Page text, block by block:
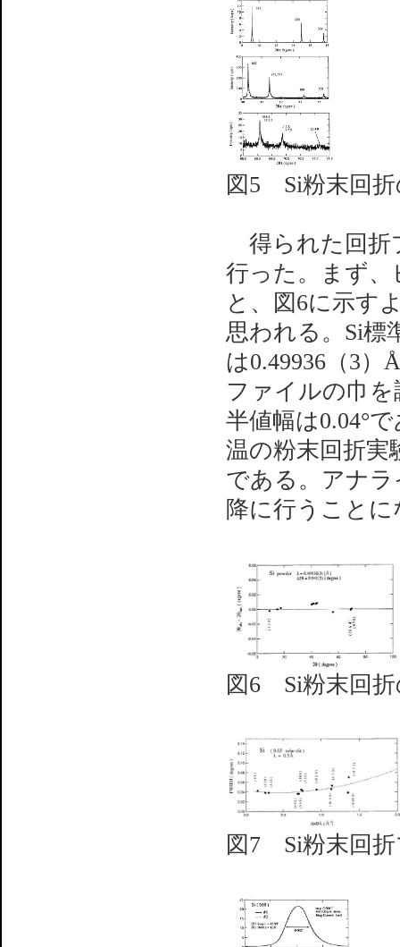
図5 Si粉末回
得られた回折
行った。まず
と、図6に示す
思われる。Si標
は0.49936（3
ファイルの巾
半値幅は0.04°
温の粉末回折実
である。アナ
降に行うこと
図6 Si粉末回折
図7 Si粉末回